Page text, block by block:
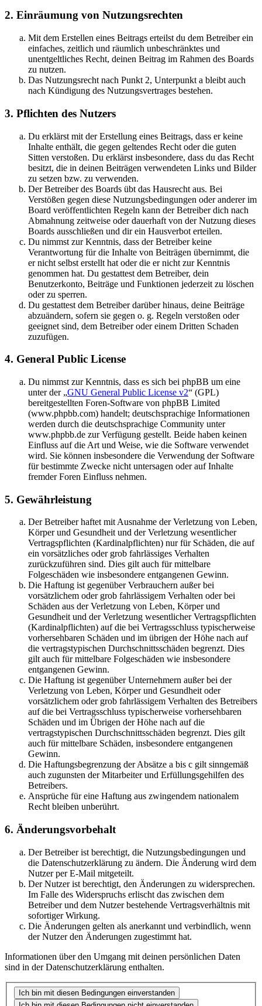
2. Einräumung von Nutzungsrechten
Mit dem Erstellen eines Beitrags erteilst du dem Betreiber ein
einfaches, zeitlich und räumlich unbeschränktes und
unentgeltliches Recht, deinen Beitrag im Rahmen des Boards
zu nutzen.
Das Nutzungsrecht nach Punkt 2, Unterpunkt a bleibt auch
nach Kündigung des Nutzungsvertrages bestehen.
3. Pflichten des Nutzers
Du erklärst mit der Erstellung eines Beitrags, dass er keine
Inhalte enthält, die gegen geltendes Recht oder die guten
Sitten verstoßen. Du erklärst insbesondere, dass du das Recht
besitzt, die in deinen Beiträgen verwendeten Links und Bilder
zu setzen bzw. zu verwenden.
Der Betreiber des Boards übt das Hausrecht aus. Bei
Verstößen gegen diese Nutzungsbedingungen oder anderer im
Board veröffentlichten Regeln kann der Betreiber dich nach
Abmahnung zeitweise oder dauerhaft von der Nutzung dieses
Boards ausschließen und dir ein Hausverbot erteilen.
Du nimmst zur Kenntnis, dass der Betreiber keine
Verantwortung für die Inhalte von Beiträgen übernimmt, die
er nicht selbst erstellt hat oder die er nicht zur Kenntnis
genommen hat. Du gestattest dem Betreiber, dein
Benutzerkonto, Beiträge und Funktionen jederzeit zu löschen
oder zu sperren.
Du gestattest dem Betreiber darüber hinaus, deine Beiträge
abzuändern, sofern sie gegen o. g. Regeln verstoßen oder
geeignet sind, dem Betreiber oder einem Dritten Schaden
zuzufügen.
4. General Public License
Du nimmst zur Kenntnis, dass es sich bei phpBB um eine
unter der „GNU General Public License v2“ (GPL)
bereitgestellten Foren-Software von phpBB Limited
(www.phpbb.com) handelt; deutschsprachige Informationen
werden durch die deutschsprachige Community unter
www.phpbb.de zur Verfügung gestellt. Beide haben keinen
Einfluss auf die Art und Weise, wie die Software verwendet
wird. Sie können insbesondere die Verwendung der Software
für bestimmte Zwecke nicht untersagen oder auf Inhalte
fremder Foren Einfluss nehmen.
5. Gewährleistung
Der Betreiber haftet mit Ausnahme der Verletzung von Leben,
Körper und Gesundheit und der Verletzung wesentlicher
Vertragspflichten (Kardinalpflichten) nur für Schäden, die auf
ein vorsätzliches oder grob fahrlässiges Verhalten
zurückzuführen sind. Dies gilt auch für mittelbare
Folgeschäden wie insbesondere entgangenen Gewinn.
Die Haftung ist gegenüber Verbrauchern außer bei
vorsätzlichem oder grob fahrlässigem Verhalten oder bei
Schäden aus der Verletzung von Leben, Körper und
Gesundheit und der Verletzung wesentlicher Vertragspflichten
(Kardinalpflichten) auf die bei Vertragsschluss typischerweise
vorhersehbaren Schäden und im übrigen der Höhe nach auf
die vertragstypischen Durchschnittsschäden begrenzt. Dies
gilt auch für mittelbare Folgeschäden wie insbesondere
entgangenen Gewinn.
Die Haftung ist gegenüber Unternehmern außer bei der
Verletzung von Leben, Körper und Gesundheit oder
vorsätzlichem oder grob fahrlässigem Verhalten des Betreibers
auf die bei Vertragsschluss typischerweise vorhersehbaren
Schäden und im Übrigen der Höhe nach auf die
vertragstypischen Durchschnittsschäden begrenzt. Dies gilt
auch für mittelbare Schäden, insbesondere entgangenen
Gewinn.
Die Haftungsbegrenzung der Absätze a bis c gilt sinngemäß
auch zugunsten der Mitarbeiter und Erfüllungsgehilfen des
Betreibers.
Ansprüche für eine Haftung aus zwingendem nationalem
Recht bleiben unberührt.
6. Änderungsvorbehalt
Der Betreiber ist berechtigt, die Nutzungsbedingungen und
die Datenschutzerklärung zu ändern. Die Änderung wird dem
Nutzer per E-Mail mitgeteilt.
Der Nutzer ist berechtigt, den Änderungen zu widersprechen.
Im Falle des Widerspruchs erlischt das zwischen dem
Betreiber und dem Nutzer bestehende Vertragsverhältnis mit
sofortiger Wirkung.
Die Änderungen gelten als anerkannt und verbindlich, wenn
der Nutzer den Änderungen zugestimmt hat.
Informationen über den Umgang mit deinen persönlichen Daten
sind in der Datenschutzerklärung enthalten.